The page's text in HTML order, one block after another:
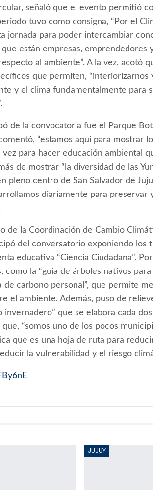
señaló que el evento permitió
tuvo como consigna, “Por el
jornada para poder intercambiar
están empresas, emprendedores
al ambiente”. A la vez, acotó
que permiten, “interiorizarnos
y el clima fundamentalmente para
de la convocatoria fue el Parque
“estamos aquí para mostrar
para hacer educación ambiental
de mostrar “la diversidad de las
pleno centro de San Salvador de
diariamente para preservar
de la Coordinación de Cambio
del conversatorio exponiendo los
educativa “Ciencia Ciudadana”.
la “guía de árboles nativos para
de carbono personal”, que permite
el ambiente. Además, puso de
que se elabora cada dos
“somos uno de los pocos
que es una hoja de ruta para
la vulnerabilidad y el riesgo
JUJUY